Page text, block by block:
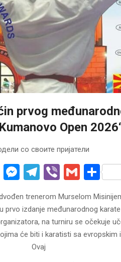
prvog
Open
со своите пријатели
WhatsApp
Messenger
Telegram
ViberGmail
trenerom Murselom
prvo izdanje međunarodnog
na turniru se očekuje
će biti i karatisti sa evropskim
Ovaj